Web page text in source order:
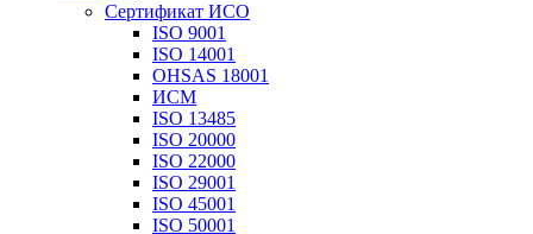
Сертификат ИСО
ISO 9001
ISO 14001
OHSAS 18001
ИСМ
ISO 13485
ISO 20000
ISO 22000
ISO 29001
ISO 45001
ISO 50001